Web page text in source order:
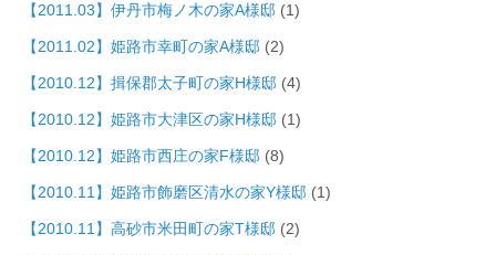
【2011.03】伊丹市梅ノ木の家A様邸 (1)
【2011.02】姫路市幸町の家A様邸 (2)
【2010.12】揖保郡太子町の家H様邸 (4)
【2010.12】姫路市大津区の家H様邸 (1)
【2010.12】姫路市西庄の家F様邸 (8)
【2010.11】姫路市飾磨区清水の家Y様邸 (1)
【2010.11】高砂市米田町の家T様邸 (2)